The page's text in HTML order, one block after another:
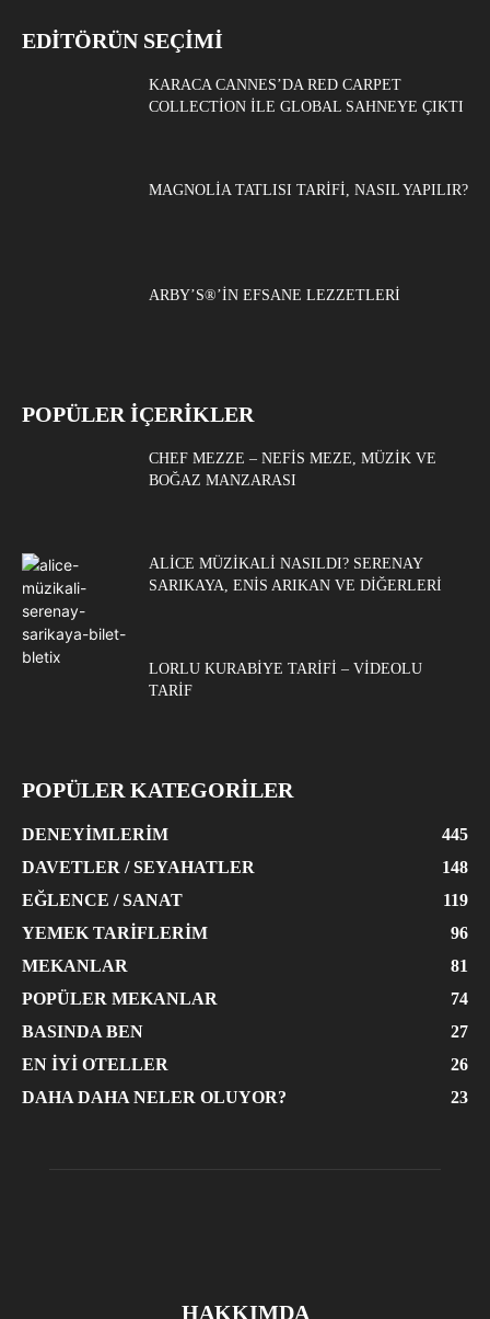
EDITÖRÜN SEÇIMI
KARACA CANNES’DA RED CARPET
COLLECTION ILE GLOBAL SAHNEYE ÇIKTI
MAGNOLIA TATLISI TARIFI, NASIL YAPILIR?
ARBY’S®’IN EFSANE LEZZETLERI
POPÜLER İÇERİKLER
CHEF MEZZE – NEFIS MEZE, MÜZIK VE
BOĞAZ MANZARASI
ALICE MÜZIKALI NASILDI? SERENAY
SARIKAYA, ENIS ARIKAN VE DIĞERLERI
LORLU KURABIYE TARIFI – VIDEOLU
TARIF
POPÜLER KATEGORİLER
DENEYIMLERIM
445
DAVETLER / SEYAHATLER
148
EĞLENCE / SANAT
119
YEMEK TARIFLERIM
96
MEKANLAR
81
POPÜLER MEKANLAR
74
BASINDA BEN
27
EN İYI OTELLER
26
DAHA DAHA NELER OLUYOR?
23
HAKKIMDA